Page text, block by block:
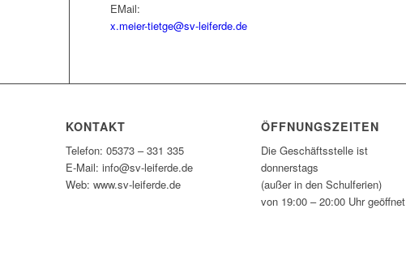
EMail:
x.meier-tietge@sv-leiferde.de
KONTAKT
Telefon: 05373 – 331 335
E-Mail: info@sv-leiferde.de
Web: www.sv-leiferde.de
ÖFFNUNGSZEITEN
Die Geschäftsstelle ist
donnerstags
(außer in den Schulferien)
von 19:00 – 20:00 Uhr geöffnet